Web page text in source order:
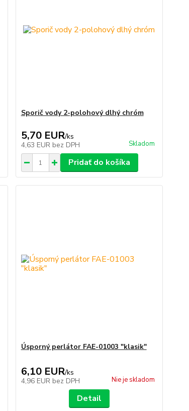
Sporič vody 2-polohový dlhý chróm
5,70 EUR/ks
4,63 EUR bez DPH Skladom
Pridať do košíka
Úsporný perlátor FAE-01003 "klasik"
6,10 EUR/ks
4,96 EUR bez DPH Nie je skladom
Detail